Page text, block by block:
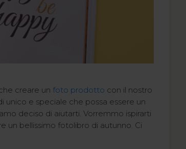
creare un foto prodotto con il nostro
e speciale che possa essere un
deciso di aiutarti. Vorremmo ispirarti
un bellissimo fotolibro di autunno. Ci